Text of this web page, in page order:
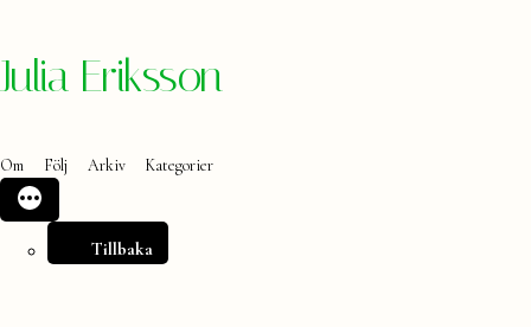
Hoppa
Julia Eriksson
Om Följ Arkiv Kategorier
Tillbaka